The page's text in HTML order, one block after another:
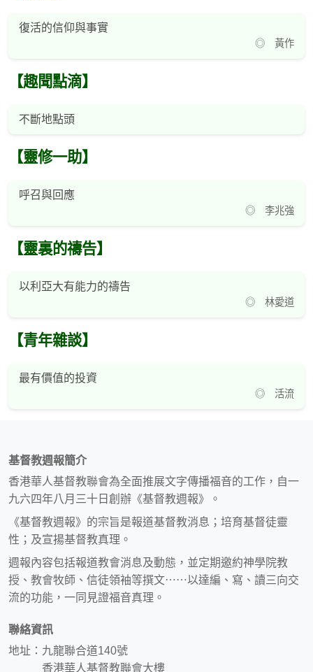
復活的信仰與事實
◎ 黃作
【趣聞點滴】
不斷地點頭
【靈修一助】
呼召與回應
◎ 李兆強
【靈裏的禱告】
以利亞大有能力的禱告
◎ 林愛道
【青年雜談】
最有價值的投資
◎ 活流
基督教週報簡介
香港華人基督教聯會為全面推展文字傳播福音的工作，自一
九六四年八月三十日創辦《基督教週報》。
《基督教週報》的宗旨是報道基督教消息；培育基督徒靈
性；及宣揚基督教真理。
週報內容包括報道教會消息及動態，並定期邀約神學院教
授、教會牧師、信徒領袖等撰文⋯⋯以達編、寫、讀三向交
流的功能，一同見證福音真理。
聯絡資訊
地址：九龍聯合道140號
香港華人基督教聯會大樓